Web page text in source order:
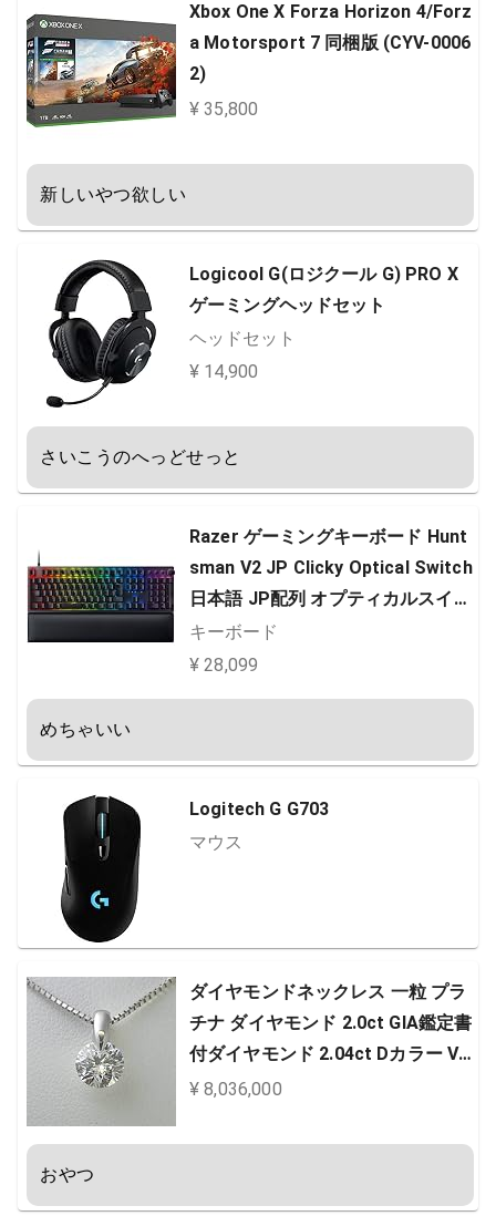
Xbox One X Forza Horizon 4/Forz
a Motorsport 7 同梱版 (CYV-0006
2)
¥ 35,800
新しいやつ欲しい
Logicool G(ロジクール G) PRO X
ゲーミングヘッドセット
ヘッドセット
¥ 14,900
さいこうのへっどせっと
Razer ゲーミングキーボード Hunt
sman V2 JP Clicky Optical Switch
日本語 JP配列 オプティカルスイッ
チ クリッキー触感 静音 ダブルショ
ット PBT キーキャップ リストレス
キーボード
¥ 28,099
めちゃいい
Logitech G G703
マウス
ダイヤモンドネックレス 一粒 プラ
チナ ダイヤモンド 2.0ct GIA鑑定書
付ダイヤモンド 2.04ct Dカラー VV
S1クラス 3EXカット GIA
¥ 8,036,000
おやつ